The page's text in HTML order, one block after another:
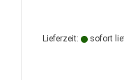
Lieferzeit: sofort